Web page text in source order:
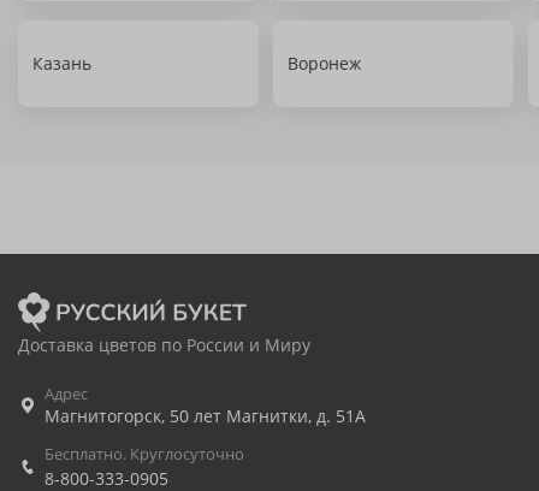
Казань Воронеж
Доставка цветов по России и Миру
Адрес
Магнитогорск, 50 лет Магнитки, д. 51А
Бесплатно. Круглосуточно
8-800-333-0905